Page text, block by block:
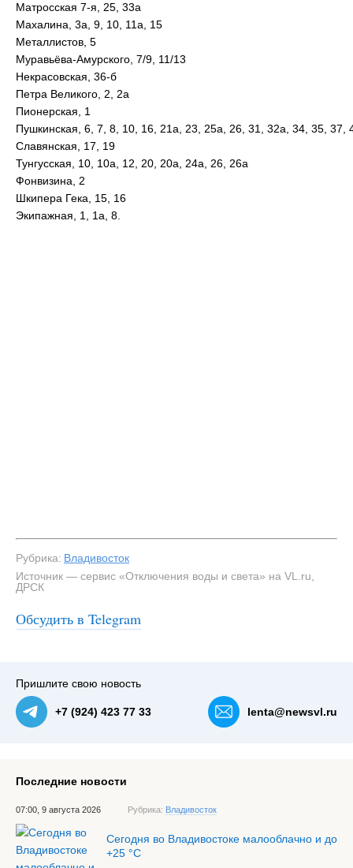
Матросская 7-я, 25, 33а
Махалина, 3а, 9, 10, 11а, 15
Металлистов, 5
Муравьёва-Амурского, 7/9, 11/13
Некрасовская, 36-б
Петра Великого, 2, 2а
Пионерская, 1
Пушкинская, 6, 7, 8, 10, 16, 21а, 23, 25а, 26, 31, 32а, 34, 35,
Славянская, 17, 19
Тунгусская, 10, 10а, 12, 20, 20а, 24а, 26, 26а
Фонвизина, 2
Шкипера Гека, 15, 16
Экипажная, 1, 1а, 8.
Рубрика: Владивосток
Источник — сервис «Отключения воды и света» на VL.ru,
ДРСК
Обсудить в Telegram
#3Дума Владивостока без света — NewsVL.ru
Пришлите свою новость
+7 (924) 423 77 33 lenta@newsvl.ru
Последние новости
07:00, 9 августа 2026 Рубрика: Владивосток
Сегодня во Владивостоке малооблачно и до
+25 °С